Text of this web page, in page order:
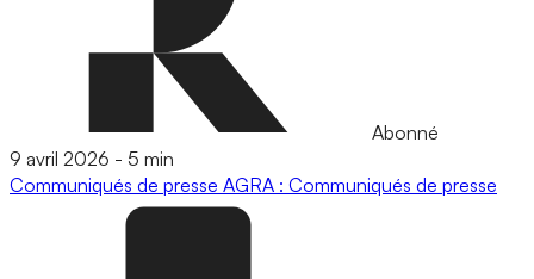
Abonné
9 avril 2026 - 5 min
Communiqués de presse AGRA : Communiqués de presse